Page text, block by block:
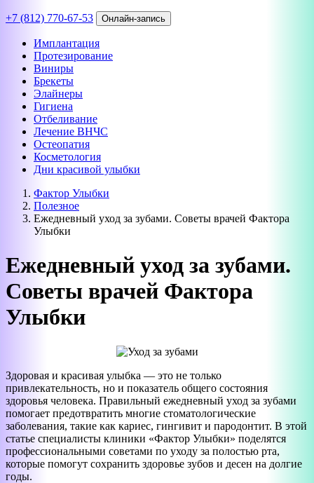
+7 (812) 770-67-53 Онлайн-запись
Имплантация
Протезирование
Виниры
Брекеты
Элайнеры
Гигиена
Отбеливание
Лечение ВНЧС
Остеопатия
Косметология
Дни красивой улыбки
Фактор Улыбки
Полезное
Ежедневный уход за зубами. Советы врачей Фактора
Улыбки
Ежедневный уход за зубами.
Советы врачей Фактора
Улыбки
Здоровая и красивая улыбка — это не только
привлекательность, но и показатель общего состояния
здоровья человека. Правильный ежедневный уход за зубами
помогает предотвратить многие стоматологические
заболевания, такие как кариес, гингивит и пародонтит. В этой
статье специалисты клиники «Фактор Улыбки» поделятся
профессиональными советами по уходу за полостью рта,
которые помогут сохранить здоровье зубов и десен на долгие
годы.